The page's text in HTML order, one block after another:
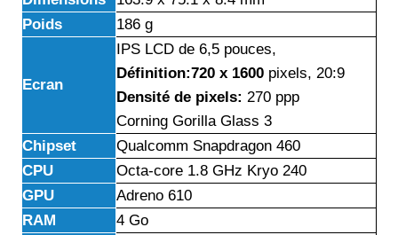
Poids
186 g
Ecran
IPS LCD de 6,5 pouces,
Définition:720 x 1600 pixels, 20:9
Densité de pixels: 270 ppp
Corning Gorilla Glass 3
Chipset
Qualcomm Snapdragon 460
CPU
Octa-core 1.8 GHz Kryo 240
GPU
Adreno 610
RAM
4 Go